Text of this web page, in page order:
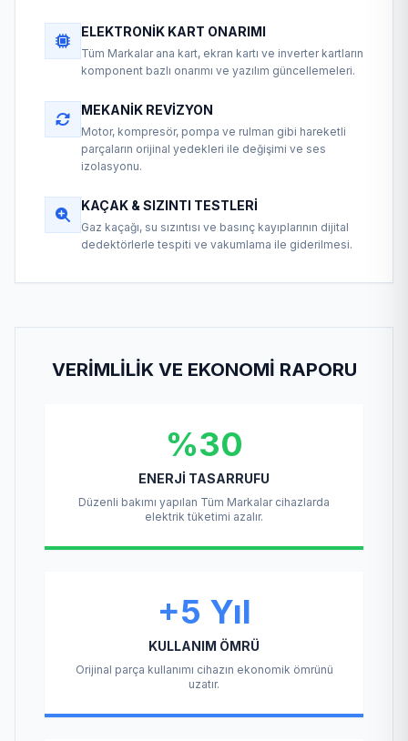
ELEKTRONIK KART ONARIMI
Tüm Markalar ana kart, ekran kartı ve inverter kartların
komponent bazlı onarımı ve yazılım güncellemeleri.
MEKANIK REVIZYON
Motor, kompresör, pompa ve rulman gibi hareketli
parçaların orijinal yedekleri ile değişimi ve ses
izolasyonu.
KAÇAK & SIZINTI TESTLERI
Gaz kaçağı, su sızıntısı ve basınç kayıplarının dijital
dedektörlerle tespiti ve vakumlama ile giderilmesi.
VERIMLILIK VE EKONOMI RAPORU
%30
ENERJI TASARRUFU
Düzenli bakımı yapılan Tüm Markalar cihazlarda
elektrik tüketimi azalır.
+5 Yıl
KULLANIM ÖMRÜ
Orijinal parça kullanımı cihazın ekonomik ömrünü
uzatır.